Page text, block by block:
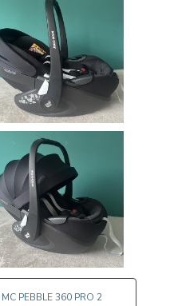
MC PEBBLE 360 PRO 2